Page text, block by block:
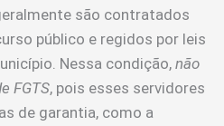
são contratados
público e regidos por leis
Nessa condição, não
FGTS, pois esses servidores
de garantia, como a